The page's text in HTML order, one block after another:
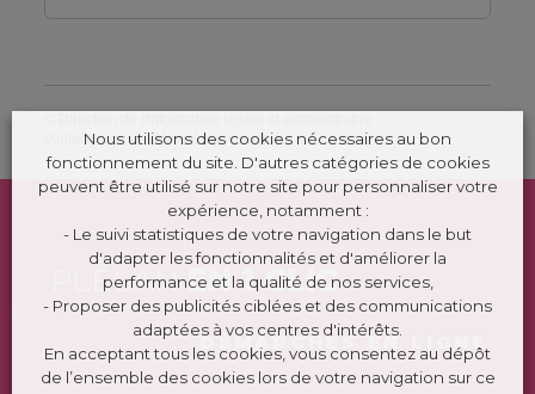
comarquage developpé par kienso.fr
PLÉLANEN 1 CLIC
DÉMARCHES EN LIGNE
Nous utilisons des cookies nécessaires au bon
fonctionnement du site. D'autres catégories de cookies
peuvent être utilisé sur notre site pour personnaliser votre
expérience, notamment :
- Le suivi statistiques de votre navigation dans le but
d'adapter les fonctionnalités et d'améliorer la
performance et la qualité de nos services,
- Proposer des publicités ciblées et des communications
adaptées à vos centres d'intérêts.
En acceptant tous les cookies, vous consentez au dépôt
de l’ensemble des cookies lors de votre navigation sur ce